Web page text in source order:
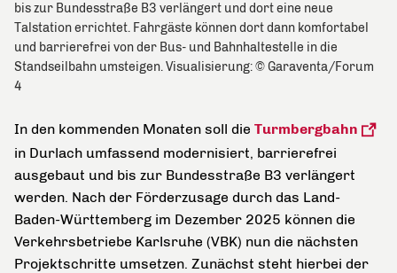
bis zur Bundesstraße B3 verlängert und dort eine neue
Talstation errichtet. Fahrgäste können dort dann komfortabel
und barrierefrei von der Bus- und Bahnhaltestelle in die
Standseilbahn umsteigen. Visualisierung: © Garaventa/Forum
4
In den kommenden Monaten soll die Turmbergbahn
in Durlach umfassend modernisiert, barrierefrei
ausgebaut und bis zur Bundesstraße B3 verlängert
werden. Nach der Förderzusage durch das Land-
Baden-Württemberg im Dezember 2025 können die
Verkehrsbetriebe Karlsruhe (VBK) nun die nächsten
Projektschritte umsetzen. Zunächst steht hierbei der